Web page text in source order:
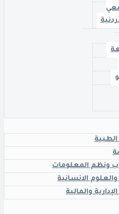
المعلومات
الانسانية
والمالية